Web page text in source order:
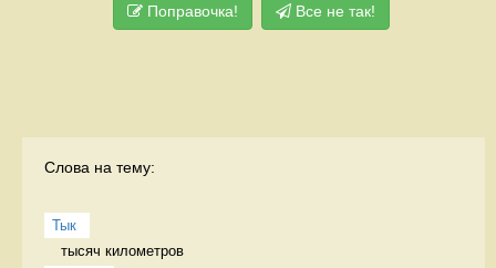
Поправочка! Все не так!
Слова на тему:
Тык
тысяч километров